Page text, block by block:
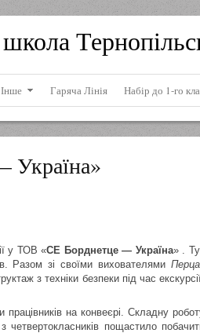
Інше Гаряча Лінія Набір до 1-го
Україна»
у ТОВ «СЕ Борднетце — Україна» .
Разом зі своїми вихователями
з техніки безпеки під час
на конвеєрі. Складну
пощастило